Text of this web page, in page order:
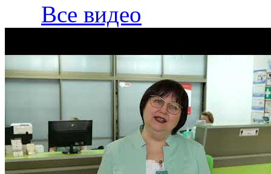
Все видео